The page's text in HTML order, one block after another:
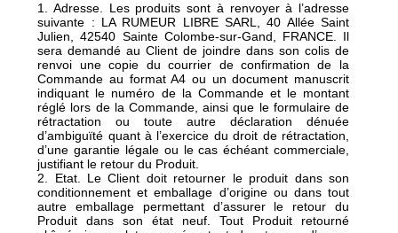
1. Adresse. Les produits sont à renvoyer à l’adresse
suivante : LA RUMEUR LIBRE SARL, 40 Allée Saint
Julien, 42540 Sainte Colombe-sur-Gand, FRANCE. Il
sera demandé au Client de joindre dans son colis de
renvoi une copie du courrier de confirmation de la
Commande au format A4 ou un document manuscrit
indiquant le numéro de la Commande et le montant
réglé lors de la Commande, ainsi que le formulaire de
rétractation ou toute autre déclaration dénuée
d’ambiguïté quant à l’exercice du droit de rétractation,
d’une garantie légale ou le cas échéant commerciale,
justifiant le retour du Produit.
2. Etat. Le Client doit retourner le produit dans son
conditionnement et emballage d’origine ou dans tout
autre emballage permettant d’assurer le retour du
Produit dans son état neuf. Tout Produit retourné